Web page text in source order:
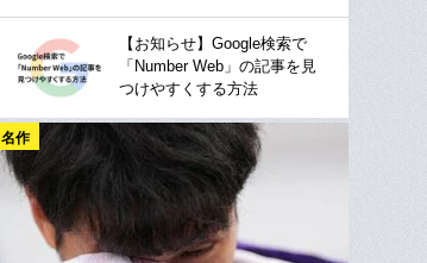
【お知らせ】Google検索で
「Number Web」の記事を見
つけやすくする方法
名作